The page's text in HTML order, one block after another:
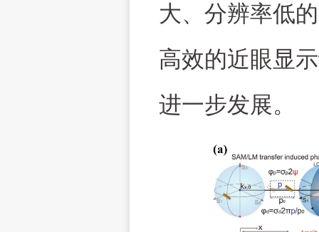
大、分辨率低
高效的近眼显
进一步发展。